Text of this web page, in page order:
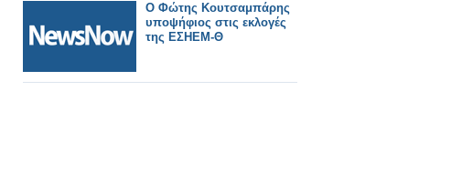
Ο Φώτης Κουτσαμπάρης
υποψήφιος στις εκλογές
της ΕΣΗΕΜ-Θ